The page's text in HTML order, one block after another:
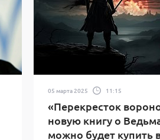
05 марта 2025 11:15
«Перекресток
новую книгу о
можно будет купить